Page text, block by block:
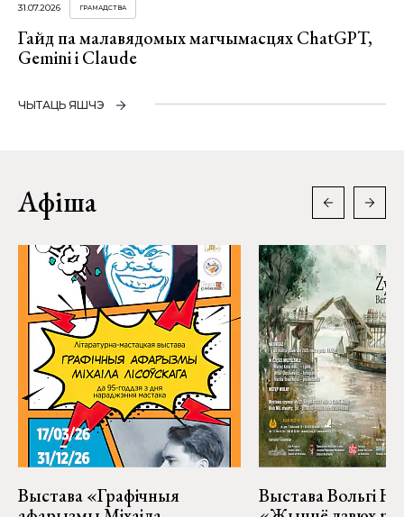
31.07.2026 ГРАМАДСТВА
Гайд па малавядомых магчымасцях ChatGPT,
Gemini і Claude
ЧЫТАЦЬ ЯШЧЭ
Афіша
Выстава «Графічныя
Выстава Вольгі